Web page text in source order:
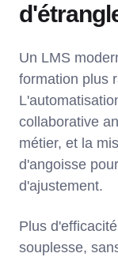
Un LMS
formation plus
collaborative
métier, et la
d'angoisse
d'ajustement.
Plus
souplesse,